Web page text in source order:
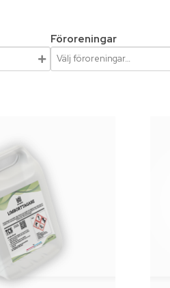
Föroreningar